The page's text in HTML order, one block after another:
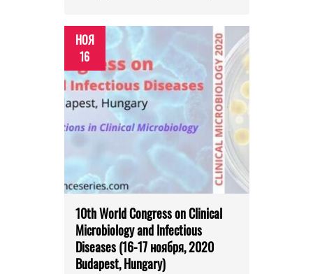
НОЯ
16
10th World Congress on Clinical
Microbiology and Infectious
Diseases (16-17 ноября, 2020
Budapest, Hungary)